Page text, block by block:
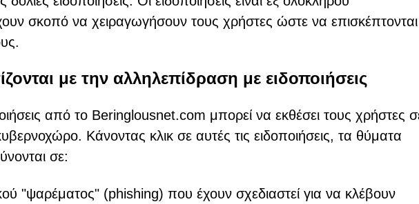
σκοπό να χειραγωγήσουν τους χρήστες ώστε να επισκέπτονται
με την αλληλεπίδραση με ειδοποιήσεις
από το Beringlousnet.com μπορεί να εκθέσει τους χρήστες
Κάνοντας κλικ σε αυτές τις ειδοποιήσεις, τα θύματα
σε:
"ψαρέματος" (phishing) που έχουν σχεδιαστεί για να κλέβουν